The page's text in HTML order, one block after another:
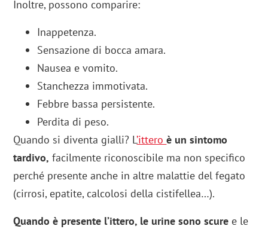
Inoltre, possono comparire:
Inappetenza.
Sensazione di bocca amara.
Nausea e vomito.
Stanchezza immotivata.
Febbre bassa persistente.
Perdita di peso.
Quando si diventa gialli? L’itteroè un sintomo
tardivo, facilmente riconoscibile ma non specifico
perché presente anche in altre malattie del fegato
(cirrosi, epatite, calcolosi della cistifellea…).
Quando è presente l’ittero, le urine sono scure e le